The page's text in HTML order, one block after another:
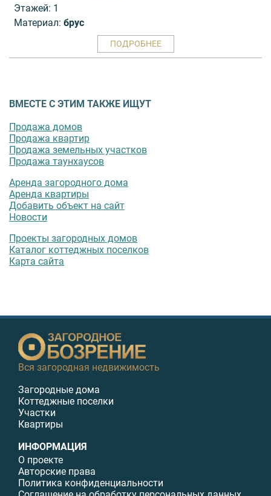
Этажей: 1
Материал: брус
ПОДРОБНЕЕ
ВМЕСТЕ С ЭТИМ ТАКЖЕ ИЩУТ
Продажа домов
Продажа квартир
Продажа земельных участков
Продажа таунхаусов
Аренда загородного дома
Аренда квартиры
Добавить объект на сайт
Новости
Проекты загородных домов
Каталог коттеджных поселков
Карта сайта
Вся загородная недвижимость
Загородные дома
Коттеджные поселки
Участки
Квартиры
ИНФОРМАЦИЯ
О проекте
Авторские права
Политика конфиденциальности